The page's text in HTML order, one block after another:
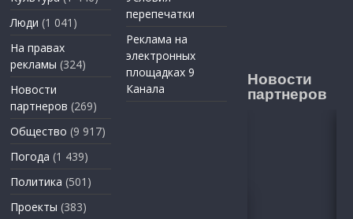
Люди (1 041)
На правах
рекламы (324)
Новости
партнеров (269)
Общество (9 917)
Погода (1 439)
Политика (501)
Проекты (383)
перепечатки
Реклама на
электронных
площадках 9
Канала
Новости
партнеров